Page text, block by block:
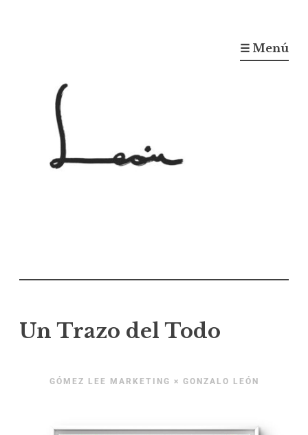
☰ Menú
Un Trazo del Todo
GÓMEZ LEE MARKETING × GONZALO LEÓN